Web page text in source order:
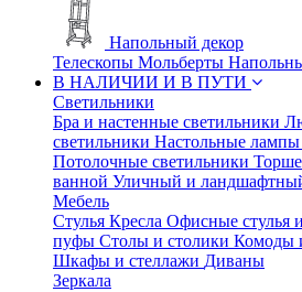
Напольный декор
Телескопы Мольберты
В НАЛИЧИИ И В ПУТИ
Светильники
Бра и настенные светильники
светильники Настольные лампы
Потолочные светильники
ванной Уличный и
Мебель
Стулья Кресла Офисные стулья
пуфы Столы и столики Комоды
Шкафы и стеллажи Диваны
Зеркала